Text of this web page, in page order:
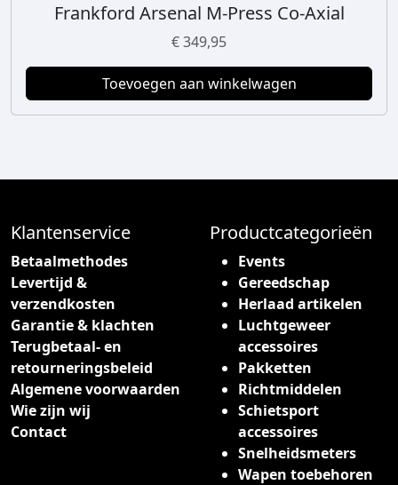
Frankford Arsenal M-Press Co-Axial
€349,95
Toevoegen aan winkelwagen
Klantenservice
Betaalmethodes
Levertijd &
verzendkosten
Garantie & klachten
Terugbetaal- en
retourneringsbeleid
Algemene voorwaarden
Wie zijn wij
Contact
Productcategorieën
Events
Gereedschap
Herlaad artikelen
Luchtgeweer
accessoires
Pakketten
Richtmiddelen
Schietsport
accessoires
Snelheidsmeters
Wapen toebehoren